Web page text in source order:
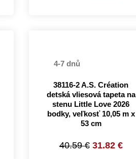
4-7 dnů
38116-2 A.S. Création
detská vliesová tapeta na
stenu Little Love 2026
bodky, veľkosť 10,05 m x
53 cm
40.59 € 31.82 €